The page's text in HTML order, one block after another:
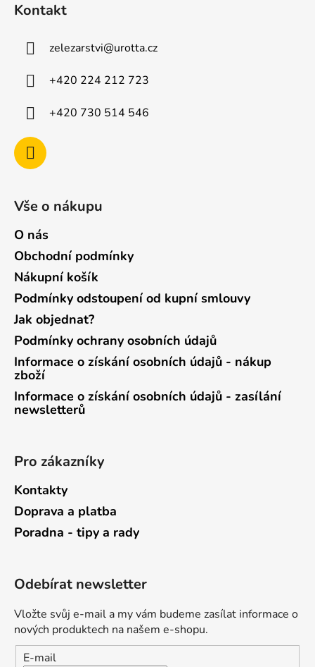
Kontakt
zelezarstvi@urotta.cz
+420 224 212 723
+420 730 514 546
Vše o nákupu
O nás
Obchodní podmínky
Nákupní košík
Podmínky odstoupení od kupní smlouvy
Jak objednat?
Podmínky ochrany osobních údajů
Informace o získání osobních údajů - nákup
zboží
Informace o získání osobních údajů - zasílání
newsletterů
Pro zákazníky
Kontakty
Doprava a platba
Poradna - tipy a rady
Odebírat newsletter
Vložte svůj e-mail a my vám budeme zasílat informace o
nových produktech na našem e-shopu.
E-mail